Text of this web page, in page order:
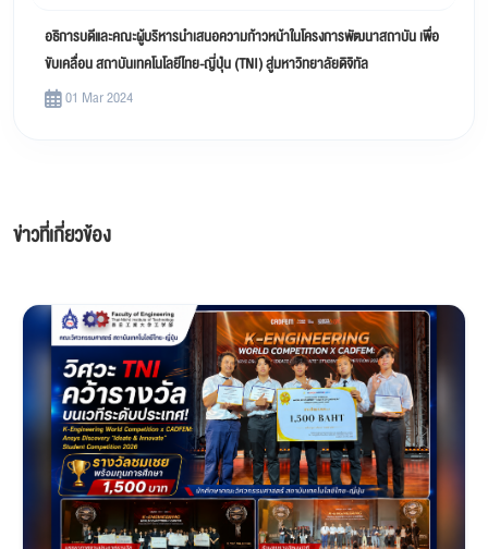
อธิการบดีและคณะผู้บริหารนำเสนอความก้าวหน้าในโครงการพัฒนาสถาบัน เพื่อ
ขับเคลื่อน สถาบันเทคโนโลยีไทย-ญี่ปุ่น (TNI) สู่มหาวิทยาลัยดิจิทัล
01 Mar 2024
ข่าวที่เกี่ยวข้อง